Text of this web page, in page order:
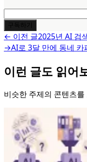
구독하기
← 이전 글2025년 AI 검
→AI로 3달 만에 동네 카
이런 글도 읽어
비슷한 주제의 콘텐츠